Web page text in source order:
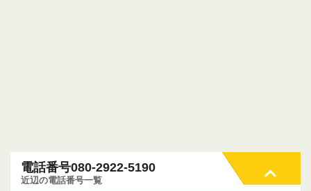
電話番号080-2922-5190
近辺の電話番号一覧